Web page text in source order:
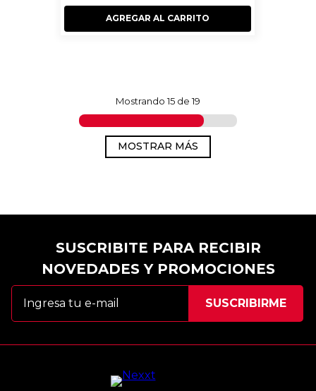
AGREGAR AL CARRITO
Mostrando15 de 19
MOSTRAR MÁS
SUSCRIBITE PARA RECIBIR
NOVEDADES Y PROMOCIONES